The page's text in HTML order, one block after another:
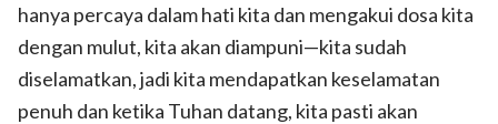
hanya percaya dalam hati kita dan mengakui dosa kita
dengan mulut, kita akan diampuni—kita sudah
diselamatkan, jadi kita mendapatkan keselamatan
penuh dan ketika Tuhan datang, kita pasti akan